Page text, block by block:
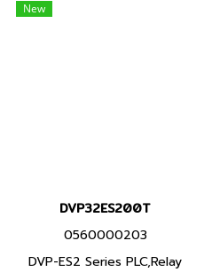
พีแอลซี แบรนด์ เดลต้า สินค้า
New
DVP32ES200T
0560000203
DVP-ES2 Series PLC,Relay